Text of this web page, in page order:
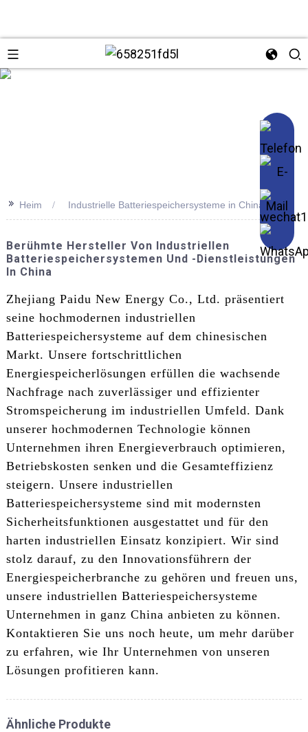
>> Heim Industrielle Batteriespeichersysteme in China
Berühmte Hersteller Von Industriellen
Batteriespeichersystemen Und -dienstleistungen
In China
Zhejiang Paidu New Energy Co., Ltd. präsentiert
seine hochmodernen industriellen
Batteriespeichersysteme auf dem chinesischen
Markt. Unsere fortschrittlichen
Energiespeicherlösungen erfüllen die wachsende
Nachfrage nach zuverlässiger und effizienter
Stromspeicherung im industriellen Umfeld. Dank
unserer hochmodernen Technologie können
Unternehmen ihren Energieverbrauch optimieren,
Betriebskosten senken und die Gesamteffizienz
steigern. Unsere industriellen
Batteriespeichersysteme sind mit modernsten
Sicherheitsfunktionen ausgestattet und für den
harten industriellen Einsatz konzipiert. Wir sind
stolz darauf, zu den Innovationsführern der
Energiespeicherbranche zu gehören und freuen uns,
unsere industriellen Batteriespeichersysteme
Unternehmen in ganz China anbieten zu können.
Kontaktieren Sie uns noch heute, um mehr darüber
zu erfahren, wie Ihr Unternehmen von unseren
Lösungen profitieren kann.
Ähnliche Produkte